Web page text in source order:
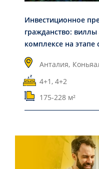
Инвестиционное
гражданство: виллы
комплексе на этапе
Коньяалты
Анталия,
4+1, 4+2
175-228 м²